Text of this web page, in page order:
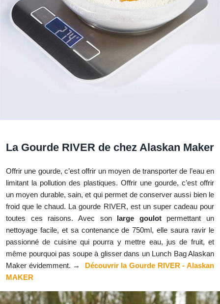
La Gourde RIVER de chez Alaskan Maker
Offrir une gourde, c’est offrir un moyen de transporter de l’eau en
limitant la pollution des plastiques. Offrir une gourde, c’est offrir
un moyen durable, sain, et qui permet de conserver aussi bien le
froid que le chaud. La gourde RIVER, est un super cadeau pour
toutes ces raisons. Avec son large goulotpermettant un
nettoyage facile, et sa contenance de 750ml, elle saura ravir le
passionné de cuisine qui pourra y mettre eau, jus de fruit, et
même pourquoi pas soupe à glisser dans un Lunch Bag Alaskan
Maker évidemment. →
Découvrir la Gourde RIVER - Alaskan
MAKER